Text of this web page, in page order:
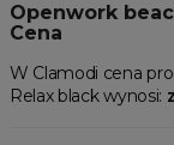
Openwork
Cena
W Clamodi cena
Relax black wynosi: